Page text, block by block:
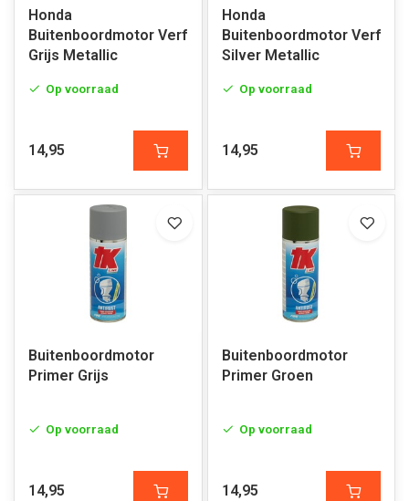
Honda
Buitenboordmotor Verf
Grijs Metallic
Op voorraad
14,95
Honda
Buitenboordmotor Verf
Silver Metallic
Op voorraad
14,95
Buitenboordmotor
Primer Grijs
Op voorraad
14,95
Buitenboordmotor
Primer Groen
Op voorraad
14,95